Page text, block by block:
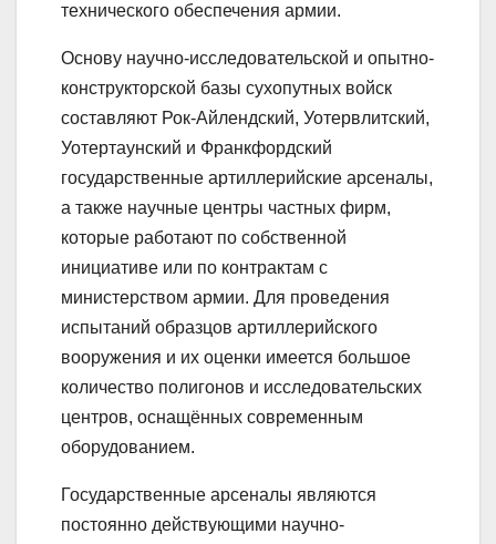
технического обеспечения армии.
Основу научно-исследовательской и опытно-
конструкторской базы сухопутных войск
составляют Рок-Айлендский, Уотервлитский,
Уотертаунский и Франкфордский
государственные артиллерийские арсеналы,
а также научные центры частных фирм,
которые работают по собственной
инициативе или по контрактам с
министерством армии. Для проведения
испытаний образцов артиллерийского
вооружения и их оценки имеется большое
количество полигонов и исследовательских
центров, оснащённых современным
оборудованием.
Государственные арсеналы являются
постоянно действующими научно-